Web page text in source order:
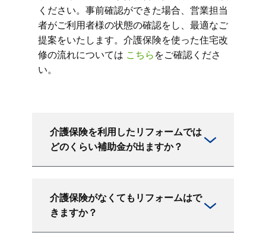
ください。事前確認ができた場合、営業担当
者がご利用者様の状態の確認をし、最適なご
提案をいたします。介護保険を使った住宅改
修の流れについては こちらをご確認くださ
い。
介護保険を利用したリフォームでは
どのくらい補助金が出ますか？
介護保険がなくてもリフォームはで
きますか？